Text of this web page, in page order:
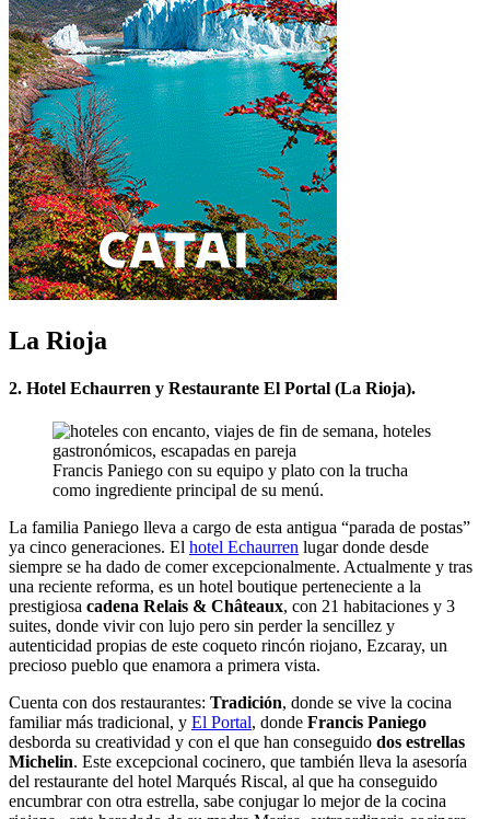
La Rioja
2. Hotel Echaurren y Restaurante El Portal (La Rioja).
Francis Paniego con su equipo y plato con la trucha
como ingrediente principal de su menú.
La familia Paniego lleva a cargo de esta antigua “parada de postas”
ya cinco generaciones. El hotel Echaurren lugar donde desde
siempre se ha dado de comer excepcionalmente. Actualmente y tras
una reciente reforma, es un hotel boutique perteneciente a la
prestigiosa cadena Relais & Châteaux, con 21 habitaciones y 3
suites, donde vivir con lujo pero sin perder la sencillez y
autenticidad propias de este coqueto rincón riojano, Ezcaray, un
precioso pueblo que enamora a primera vista.
Cuenta con dos restaurantes: Tradición, donde se vive la cocina
familiar más tradicional, y El Portal, donde Francis Paniego
desborda su creatividad y con el que han conseguido dos estrellas
Michelin. Este excepcional cocinero, que también lleva la asesoría
del restaurante del hotel Marqués Riscal, al que ha conseguido
encumbrar con otra estrella, sabe conjugar lo mejor de la cocina